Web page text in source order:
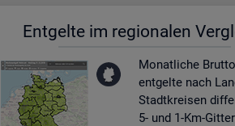
Ent­gel­te im re­gio­na­len
Mo­nat­li­che
ent­gel­te nach
Stadt­krei­sen
5- und 1-Km-